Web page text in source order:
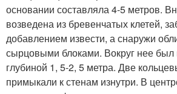
основании составляла 4-5 метров.
возведена из бревенчатых клетей,
добавлением извести, а снаружи
сырцовыми блоками. Вокруг нее был
глубиной 1, 5-2, 5 метра. Две
примыкали к стенам изнутри. В